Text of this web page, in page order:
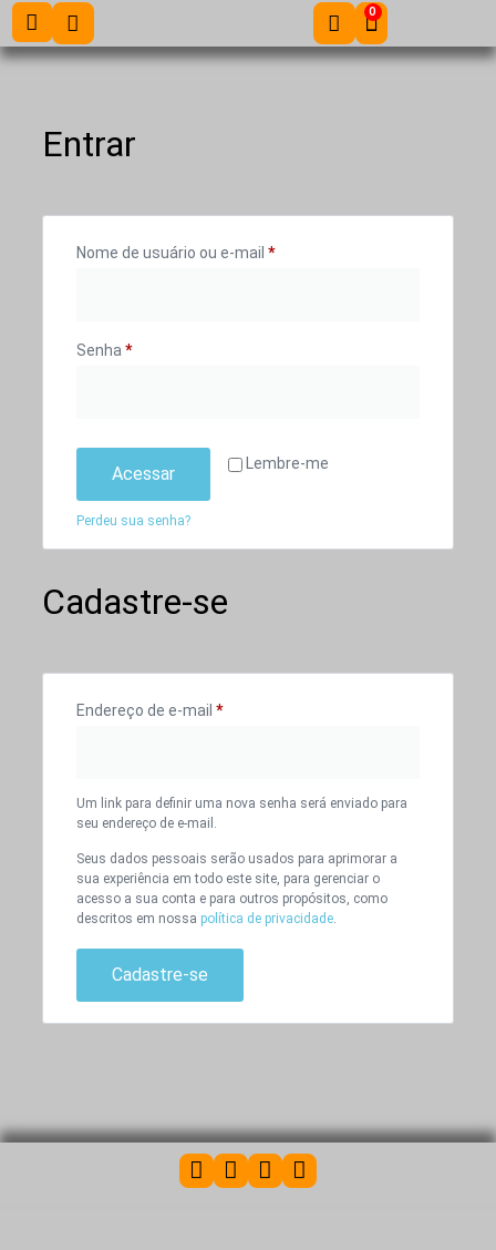
0
Entrar
Nome de usuário ou e-mail *
Senha *
Lembre-me
Acessar
Perdeu sua senha?
Cadastre-se
Endereço de e-mail *
Um link para definir uma nova senha será enviado para
seu endereço de e-mail.
Seus dados pessoais serão usados para aprimorar a
sua experiência em todo este site, para gerenciar o
acesso a sua conta e para outros propósitos, como
descritos em nossa política de privacidade.
Cadastre-se